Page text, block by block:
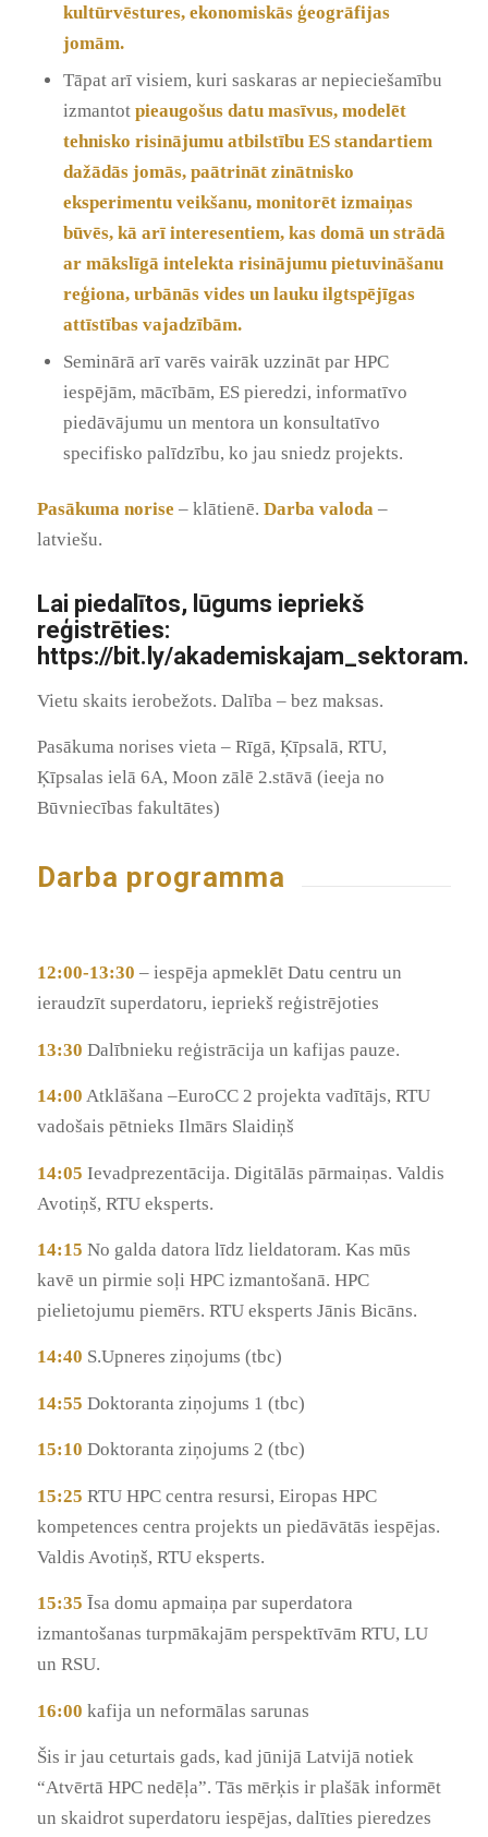
kultūrvēstures, ekonomiskās ģeogrāfijas
jomām.
Tāpat arī visiem, kuri saskaras ar nepieciešamību
izmantot pieaugošus datu masīvus, modelēt
tehnisko risinājumu atbilstību ES standartiem
dažādās jomās, paātrināt zinātnisko
eksperimentu veikšanu, monitorēt izmaiņas
būvēs, kā arī interesentiem, kas domā un strādā
ar mākslīgā intelekta risinājumu pietuvināšanu
reģiona, urbānās vides un lauku ilgtspējīgas
attīstības vajadzībām.
Seminārā arī varēs vairāk uzzināt par HPC
iespējām, mācībām, ES pieredzi, informatīvo
piedāvājumu un mentora un konsultatīvo
specifisko palīdzību, ko jau sniedz projekts.
Pasākuma norise – klātienē. Darba valoda–
latviešu.
Lai piedalītos, lūgums iepriekš
reģistrēties:
https://bit.ly/akademiskajam_sektoram.
Vietu skaits ierobežots. Dalība – bez maksas.
Pasākuma norises vieta – Rīgā, Ķīpsalā, RTU,
Ķīpsalas ielā 6A, Moon zālē 2.stāvā (ieeja no
Būvniecības fakultātes)
Darba programma
12:00-13:30 – iespēja apmeklēt Datu centru un
ieraudzīt superdatoru, iepriekš reģistrējoties
13:30 Dalībnieku reģistrācija un kafijas pauze.
14:00 Atklāšana –EuroCC 2 projekta vadītājs, RTU
vadošais pētnieks Ilmārs Slaidiņš
14:05 Ievadprezentācija. Digitālās pārmaiņas. Valdis
Avotiņš, RTU eksperts.
14:15 No galda datora līdz lieldatoram. Kas mūs
kavē un pirmie soļi HPC izmantošanā. HPC
pielietojumu piemērs. RTU eksperts Jānis Bicāns.
14:40 S.Upneres ziņojums (tbc)
14:55 Doktoranta ziņojums 1 (tbc)
15:10 Doktoranta ziņojums 2 (tbc)
15:25 RTU HPC centra resursi, Eiropas HPC
kompetences centra projekts un piedāvātās iespējas.
Valdis Avotiņš, RTU eksperts.
15:35 Īsa domu apmaiņa par superdatora
izmantošanas turpmākajām perspektīvām RTU, LU
un RSU.
16:00 kafija un neformālas sarunas
Šis ir jau ceturtais gads, kad jūnijā Latvijā notiek
“Atvērtā HPC nedēļa”. Tās mērķis ir plašāk informēt
un skaidrot superdatoru iespējas, dalīties pieredzes